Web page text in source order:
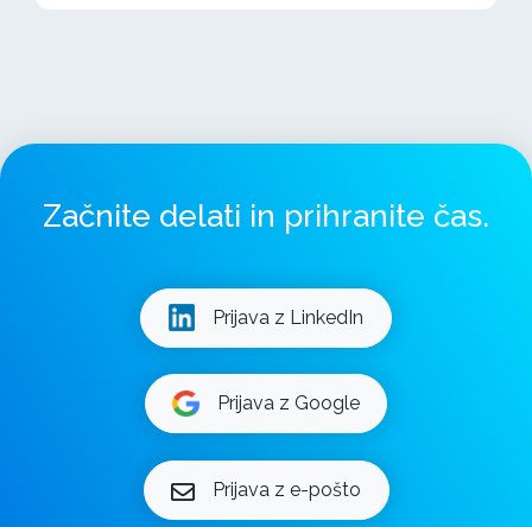
Začnite delati in prihranite čas.
Prijava z LinkedIn
Prijava z Google
Prijava z e-pošto